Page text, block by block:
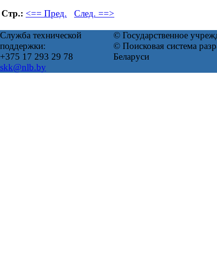
Стр.: <== Пред. След. ==>
Служба технической
поддержки:
+375 17 293 29 78
skk@nlb.by
© Государственное
© Поисковая система
Беларуси